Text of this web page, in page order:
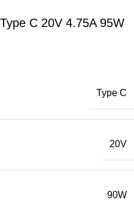
C 20V 4.75A 95W
Type C
20V
90W